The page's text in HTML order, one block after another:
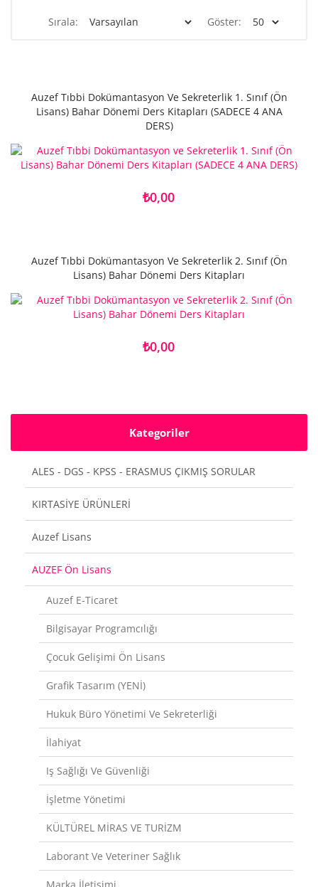
Kategoriler
ALES - DGS - KPSS - ERASMUS ÇIKMIŞ SORULAR
KIRTASİYE ÜRÜNLERİ
Auzef Lisans
AUZEF Ön Lisans
Auzef E-Ticaret
Bilgisayar Programcılığı
Çocuk Gelişimi Ön Lisans
Grafik Tasarım (YENİ)
Hukuk Büro Yönetimi Ve Sekreterliği
İlahiyat
Iş Sağlığı Ve Güvenliği
İşletme Yönetimi
KÜLTÜREL MİRAS VE TURİZM
Laborant Ve Veteriner Sağlık
Marka İletişimi
Sırala: Göster:
Auzef Tıbbi Dokümantasyon Ve Sekreterlik 1. Sınıf (Ön
Lisans) Bahar Dönemi Ders Kitapları (SADECE 4 ANA
DERS)
₺0,00
Auzef Tıbbi Dokümantasyon Ve Sekreterlik 2. Sınıf (Ön
Lisans) Bahar Dönemi Ders Kitapları
₺0,00